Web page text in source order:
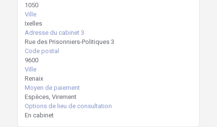
1050
Ville
Ixelles
Adresse du cabinet 3
Rue des Prisonniers-Politiques 3
Code postal
9600
Ville
Renaix
Moyen de paiement
Espèces, Virement
Options de lieu de consultation
En cabinet